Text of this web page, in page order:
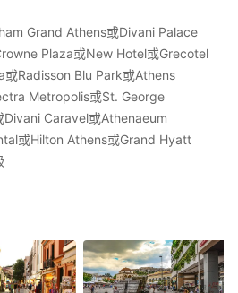
Grand Athens或Divani Palace
Plaza或New Hotel或Grecotel
或Radisson Blu Park或Athens
Metropolis或St. George
Caravel或Athenaeum
或Hilton Athens或Grand Hyatt